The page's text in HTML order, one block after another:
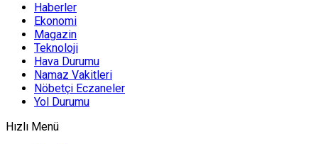
Haberler
Ekonomi
Magazin
Teknoloji
Hava Durumu
Namaz Vakitleri
Nöbetçi Eczaneler
Yol Durumu
Hızlı Menü